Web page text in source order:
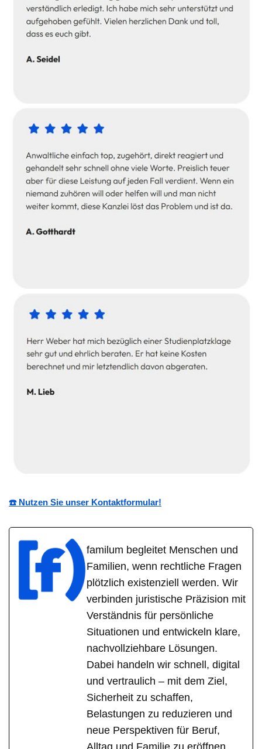
☎️ Nutzen Sie unser Kontaktformular!
familum begleitet Menschen und
Familien, wenn rechtliche Fragen
plötzlich existenziell werden. Wir
verbinden juristische Präzision mit
Verständnis für persönliche
Situationen und entwickeln klare,
nachvollziehbare Lösungen.
Dabei handeln wir schnell, digital
und vertraulich – mit dem Ziel,
Sicherheit zu schaffen,
Belastungen zu reduzieren und
neue Perspektiven für Beruf,
Alltag und Familie zu eröffnen.